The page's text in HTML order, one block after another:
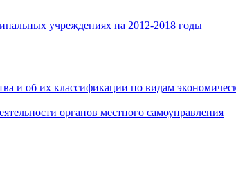
учреждениях на 2012-2018 годы
и об их классификации по видам
органов местного самоуправления